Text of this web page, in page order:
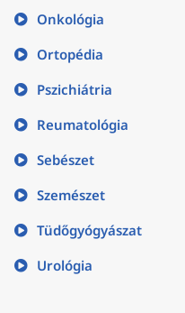
Onkológia
Ortopédia
Pszichiátria
Reumatológia
Sebészet
Szemészet
Tüdőgyógyászat
Urológia